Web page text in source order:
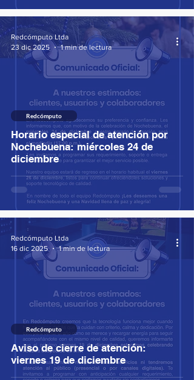
Horario especial de atención por
Nochebuena: miércoles 24 de
diciembre
Redcómputo
Redcómputo Ltda
23 dic 2025
1 min de lectura
Aviso de cierre de atención:
viernes 19 de diciembre
Redcómputo
Redcómputo Ltda
16 dic 2025
1 min de lectura